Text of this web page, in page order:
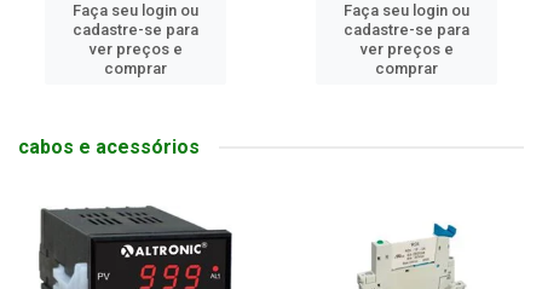
Faça seu login ou
cadastre-se para
ver preços e
comprar
Faça seu login ou
cadastre-se para
ver preços e
comprar
cabos e acessórios